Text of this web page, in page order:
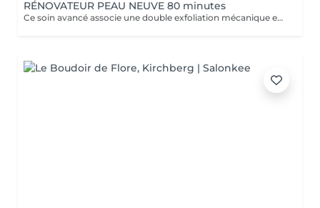
RÉNOVATEUR PEAU NEUVE 80 minutes
Ce soin avancé associe une double exfoliation mécanique et chimique du visage et du cou, permettant un nettoyage en profondeur de l'épiderme. Il favorise l'élimination des toxines et stimule le renouvellement cellulaire pour retrouver une peau saine, uniforme et lumineuse.